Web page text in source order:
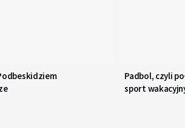
Padbol, czyli
sport